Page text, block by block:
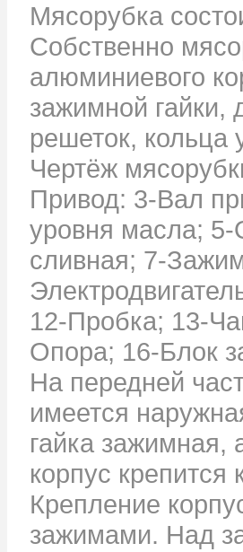
Мясорубка
Собственно
алюминиевого
зажимной гайки,
решеток, кольца
Чертёж
Привод: 3-Вал
уровня масла;
сливная; 7-
12-Пробка; 13-
Опора; 16-Блок
На передней
имеется
гайка зажимная,
корпус крепится
Крепление
зажимами. Над